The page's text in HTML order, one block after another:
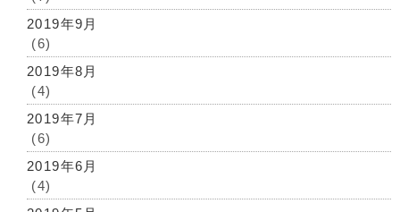
2019年9月
(6)
2019年8月
(4)
2019年7月
(6)
2019年6月
(4)